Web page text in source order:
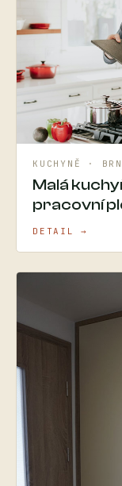
KUCHYNĚ ·
Malá
pracovní
DETAIL →